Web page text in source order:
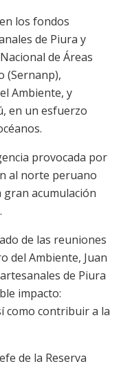
los fondos
de Piura y
de Áreas
(Sernanp),
Ambiente, y
en un esfuerzo
provocada por
al norte peruano
gran acumulación
de las reuniones
del Ambiente, Juan
de Piura
impacto:
como contribuir a la
de la Reserva